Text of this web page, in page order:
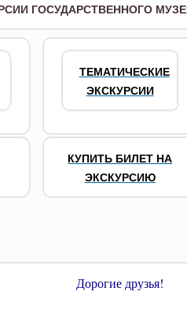
ГОСУДАРСТВЕННОГО
ТЕМАТИЧЕСКИЕ
ЭКСКУРСИИ
КУПИТЬ БИЛЕТ НА
ЭКСКУРСИЮ
Дорогие друзья!